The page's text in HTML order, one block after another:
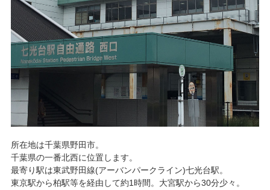
所在地は千葉県野田市。
千葉県の一番北西に位置します。
最寄り駅は東武野田線(アーバンパークライン)七光台駅。
東京駅から柏駅等を経由して約1時間。大宮駅から30分少々。